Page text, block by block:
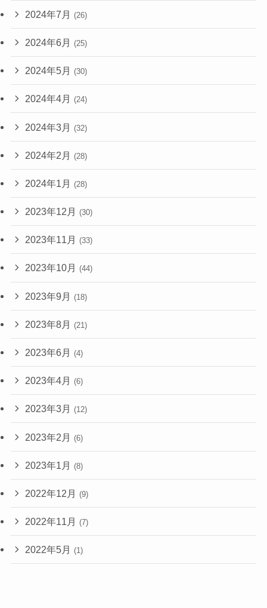
2024年7月 (26)
2024年6月 (25)
2024年5月 (30)
2024年4月 (24)
2024年3月 (32)
2024年2月 (28)
2024年1月 (28)
2023年12月 (30)
2023年11月 (33)
2023年10月 (44)
2023年9月 (18)
2023年8月 (21)
2023年6月 (4)
2023年4月 (6)
2023年3月 (12)
2023年2月 (6)
2023年1月 (8)
2022年12月 (9)
2022年11月 (7)
2022年5月 (1)